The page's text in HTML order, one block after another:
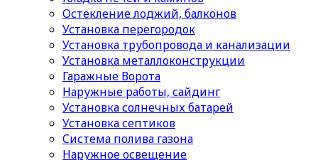
Остекление лоджий, балконов
Установка перегородок
Установка трубопровода и канализации
Установка металлоконструкции
Гаражные Ворота
Наружные работы, сайдинг
Установка солнечных батарей
Установка септиков
Cистема полива газона
Наружное освещение